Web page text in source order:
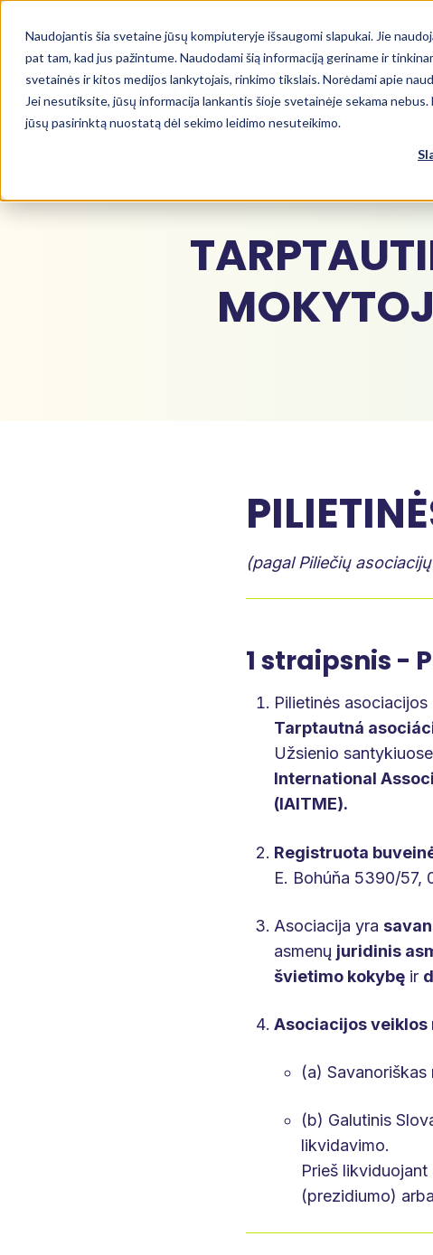
Naudojantis šia svetaine jūsų kompiuteryje išsaugomi slapukai. Jie
pat tam, kad jus pažintume. Naudodami šią informaciją geriname ir
svetainės ir kitos medijos lankytojais, rinkimo tikslais. Norėdami apie
Jei nesutiksite, jūsų informacija lankantis šioje svetainėje sekama
jūsų pasirinktą nuostatą dėl sekimo leidimo nesuteikimo.
Įsitrauk
(pagal Piliečių
1 straipsnis -
Pilietinės
Tarptautná
Užsienio
International
(IAITME).
Registruota
E. Bohúňa 5390/57,
Asociacija yra
asmenų juridinis
švietimo kokybęir
Asociacijos veiklos
(a)
(b) Galutinis
likvidavimo.
Prieš
(prezidiumo)